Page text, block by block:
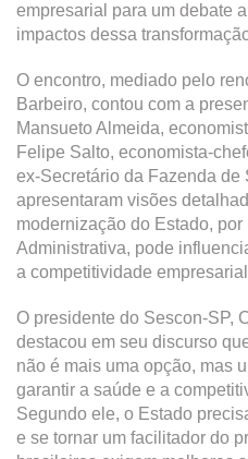
empresarial para um debate
impactos dessa
O encontro, mediado pelo
Barbeiro, contou com a
Mansueto Almeida,
Felipe Salto, economista-
ex-Secretário da Fazenda de
apresentaram visões
modernização do Estado, por
Administrativa, pode
a competitividade
O presidente do Sescon-SP,
destacou em seu discurso
não é mais uma opção, mas
garantir a saúde e a
Segundo ele, o Estado
e se tornar um facilitador do